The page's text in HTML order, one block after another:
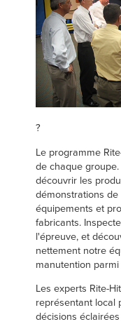
?
Le programme
de chaque
découvrir les
démonstrations
équipements et
fabricants.
l'épreuve, et
nettement notre
manutention
Les experts Rite-
représentant local
décisions